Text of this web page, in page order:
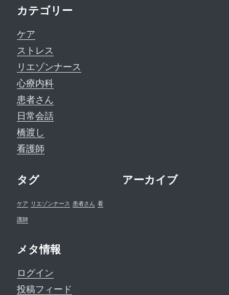
カテゴリー
ケア
ストレス
リエゾンナース
心療内科
患者さん
日常会話
橋渡し
看護師
タグ
ケア リエゾンナース 患者さん 看
護師
アーカイブ
メタ情報
ログイン
投稿フィード